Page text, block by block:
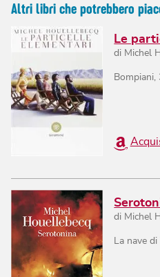
Altri libri che potrebbero
Le
di Michel
Bompiani,
di Michel
La nave di